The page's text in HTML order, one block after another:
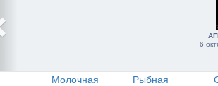
6
Молочная
Рыбная